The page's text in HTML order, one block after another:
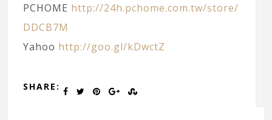
PCHOME http://24h.pchome.com.tw/store/
DDCB7M
Yahoo http://goo.gl/kDwctZ
SHARE: